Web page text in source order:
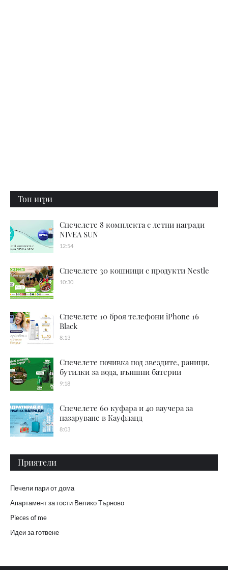
Топ игри
Спечелете 8 комплекта с летни награди
NIVEA SUN
12:54
Спечелете 30 кошници с продукти Nestle
10:30
Спечелете 10 броя телефони iPhone 16
Black
8:13
Спечелете почивка под звездите, раници,
бутилки за вода, външни батерии
9:18
Спечелете 60 куфара и 40 ваучера за
пазаруване в Кауфланд
8:03
Приятели
Печели пари от дома
Апартамент за гости Велико Търново
Pieces of me
Идеи за готвене